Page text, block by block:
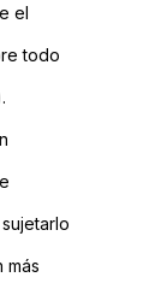
el
todo
más